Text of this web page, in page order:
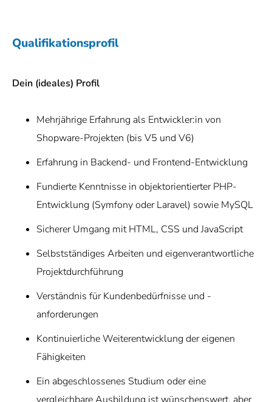
Qualifikationsprofil
Dein (ideales) Profil
Mehrjährige Erfahrung als Entwickler:in von
Shopware-Projekten (bis V5 und V6)
Erfahrung in Backend- und Frontend-Entwicklung
Fundierte Kenntnisse in objektorientierter PHP-
Entwicklung (Symfony oder Laravel) sowie MySQL
Sicherer Umgang mit HTML, CSS und JavaScript
Selbstständiges Arbeiten und eigenverantwortliche
Projektdurchführung
Verständnis für Kundenbedürfnisse und -
anforderungen
Kontinuierliche Weiterentwicklung der eigenen
Fähigkeiten
Ein abgeschlossenes Studium oder eine